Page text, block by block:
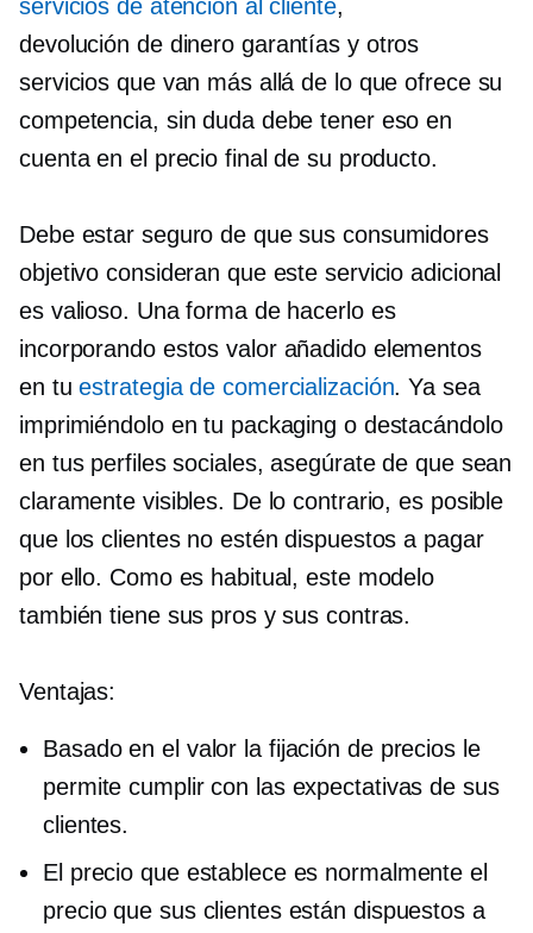
servicios de atención al cliente,
devolución de dinero garantías y otros
servicios que van más allá de lo que ofrece su
competencia, sin duda debe tener eso en
cuenta en el precio final de su producto.
Debe estar seguro de que sus consumidores
objetivo consideran que este servicio adicional
es valioso. Una forma de hacerlo es
incorporando estosvalor añadidoelementos
en tuestrategia de comercialización. Ya sea
imprimiéndolo en tu packaging o destacándolo
en tus perfiles sociales, asegúrate de que sean
claramente visibles. De lo contrario, es posible
que los clientes no estén dispuestos a pagar
por ello. Como es habitual, este modelo
también tiene sus pros y sus contras.
Ventajas:
Basado en el valor la fijación de precios le
permite cumplir con las expectativas de sus
clientes.
El precio que establece es normalmente el
precio que sus clientes están dispuestos a